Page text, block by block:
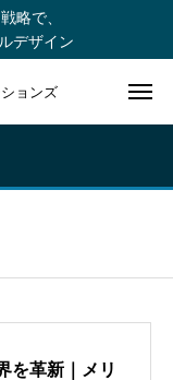
略で、
デザイン
ョンズ
を革新｜メリ